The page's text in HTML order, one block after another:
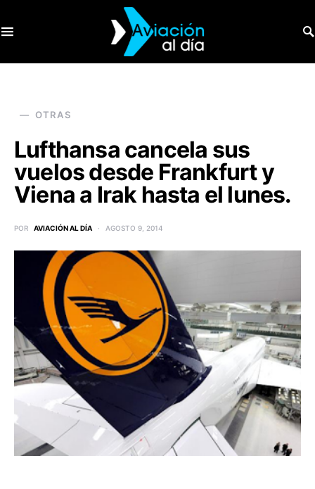
OTRAS
Lufthansa cancela sus
vuelos desde Frankfurt y
Viena a Irak hasta el lunes.
POR AVIACIÓN AL DÍA AGOSTO 9, 2014